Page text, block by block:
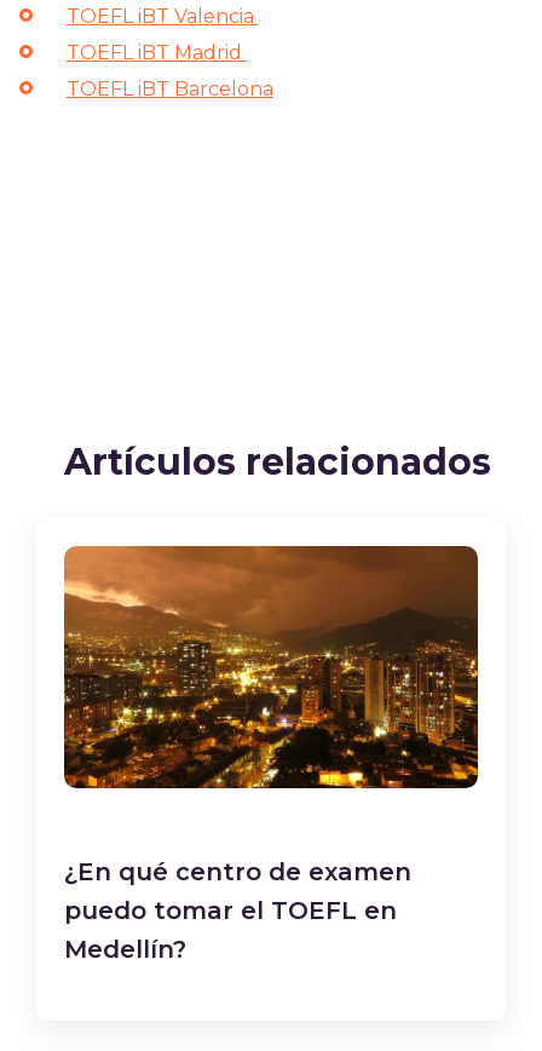
TOEFL iBT Valencia
TOEFL iBT Madrid
TOEFL iBT Barcelona
Artículos relacionados
¿En qué centro de examen
puedo tomar el TOEFL en
Medellín?